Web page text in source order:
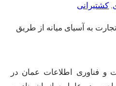
, کشتیرانی
و فناوری اطلاعات عمان در